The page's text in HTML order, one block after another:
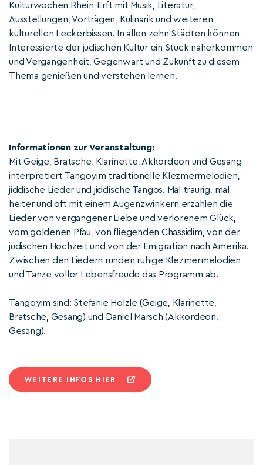
Kulturwochen Rhein-Erft mit Musik, Literatur,
Ausstellungen, Vorträgen, Kulinarik und weiteren
kulturellen Leckerbissen. In allen zehn Städten können
Interessierte der jüdischen Kultur ein Stück näherkommen
und Vergangenheit, Gegenwart und Zukunft zu diesem
Thema genießen und verstehen lernen.
Informationen zur Veranstaltung:
Mit Geige, Bratsche, Klarinette, Akkordeon und Gesang
interpretiert Tangoyim traditionelle Klezmermelodien,
jiddische Lieder und jiddische Tangos. Mal traurig, mal
heiter und oft mit einem Augenzwinkern erzählen die
Lieder von vergangener Liebe und verlorenem Glück,
vom goldenen Pfau, von fliegenden Chassidim, von der
jüdischen Hochzeit und von der Emigration nach Amerika.
Zwischen den Liedern runden ruhige Klezmermelodien
und Tänze voller Lebensfreude das Programm ab.
Tangoyim sind: Stefanie Hölzle (Geige, Klarinette,
Bratsche, Gesang) und Daniel Marsch (Akkordeon,
Gesang).
WEITERE INFOS HIER